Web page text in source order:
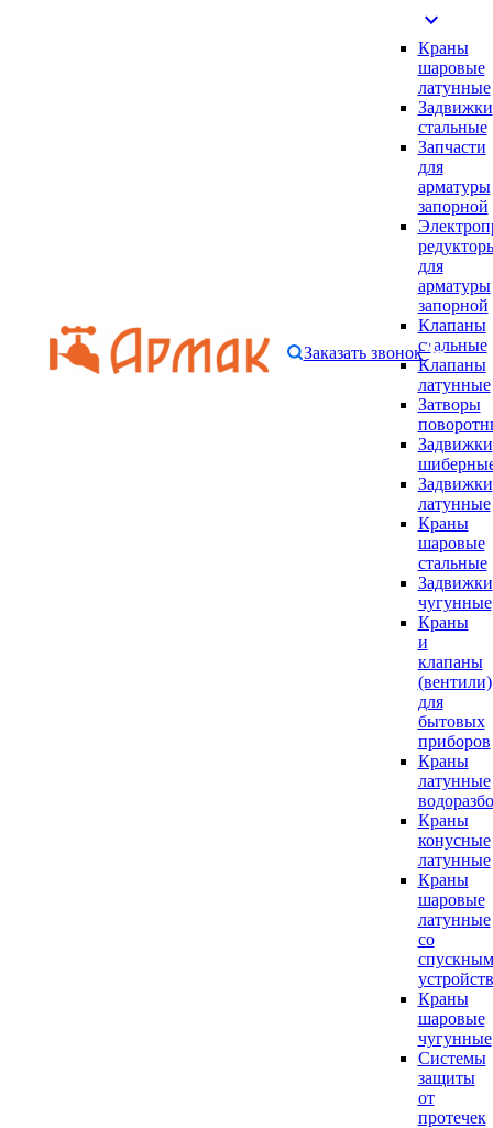
expand_more
Краны
шаровые
латунные
Задвижки
стальные
Запчасти
для
арматуры
запорной
для
арматуры
запорной
Клапаны
стальные
Клапаны
латунные
Затворы
Задвижки
Задвижки
латунные
Краны
шаровые
стальные
Задвижки
чугунные
Краны
и
клапаны
(вентили)
для
бытовых
приборов
Краны
латунные
Краны
конусные
латунные
Краны
шаровые
латунные
со
спускным
Краны
шаровые
чугунные
Системы
защиты
от
протечек
Заказать звонок